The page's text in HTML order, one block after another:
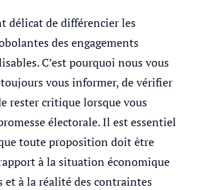
délicat de différencier les
des engagements
C’est pourquoi nous vous
vous informer, de vérifier
rester critique lorsque vous
électorale. Il est essentiel
toute proposition doit être
à la situation économique
et à la réalité des contraintes